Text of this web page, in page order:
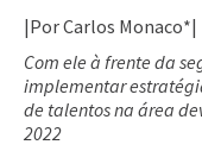
|Por Carlos Monaco*|
Com ele à frente da
implementar
de talentos na área
2022